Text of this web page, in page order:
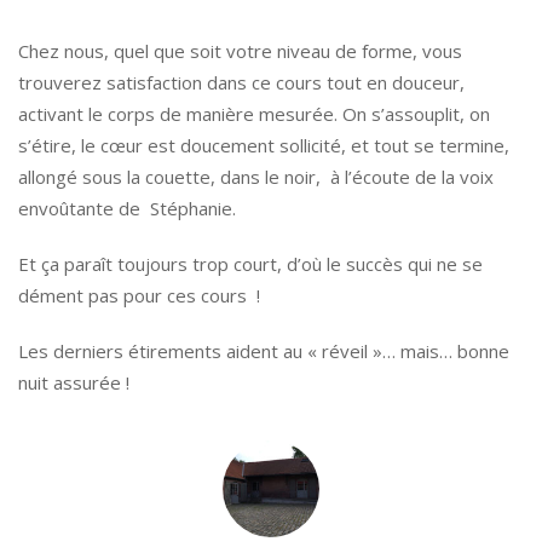
Chez nous, quel que soit votre niveau de forme, vous
trouverez satisfaction dans ce cours tout en douceur,
activant le corps de manière mesurée. On s’assouplit, on
s’étire, le cœur est doucement sollicité, et tout se termine,
allongé sous la couette, dans le noir, à l’écoute de la voix
envoûtante de Stéphanie.
Et ça paraît toujours trop court, d’où le succès qui ne se
dément pas pour ces cours !
Les derniers étirements aident au « réveil »… mais… bonne
nuit assurée !